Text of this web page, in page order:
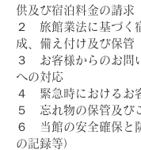
供及び宿泊料金の請求
２ 旅館業法に基づく
成、備え付け及び保管
３ お客様からのお問
への対応
４ 緊急時におけるお
５ 忘れ物の保管及び
６ 当館の安全確保と
の記録等）